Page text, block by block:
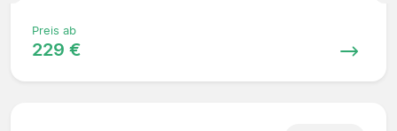
Preis ab
229 €